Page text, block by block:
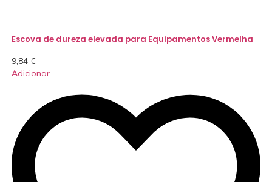
Escova de dureza elevada para Equipamentos Vermelha
9,84 €
Adicionar